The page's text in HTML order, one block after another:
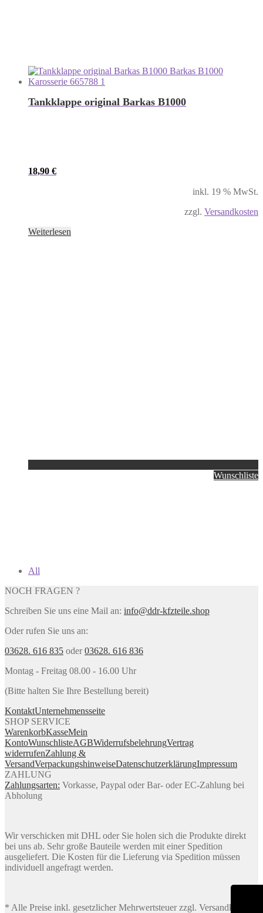
Tankklappe original Barkas B1000
18,90 €
inkl. 19 % MwSt.
zzgl. Versandkosten
Weiterlesen
Wunschliste
All
NOCH FRAGEN ?
Schreiben Sie uns eine Mail an: info@ddr-kfzteile.shop
Oder rufen Sie uns an:
03628. 616 835 oder03628. 616 836
Montag - Freitag 08.00 - 16.00 Uhr
(Bitte halten Sie Ihre Bestellung bereit)
KontaktUnternehmensseite
SHOP SERVICE
WarenkorbKasseMein
KontoWunschlisteAGBWiderrufsbelehrungVertrag
widerrufenZahlung &
VersandVerpackungshinweiseDatenschutzerklärungImpressum
ZAHLUNG
Zahlungsarten: Vorkasse, Paypal oder Bar- oder EC-Zahlung bei
Abholung
Wir verschicken mit DHL oder Sie holen sich die Produkte direkt
bei uns ab. Sehr große Bauteile werden mit einer Spedition
ausgeliefert. Die Kosten für die Lieferung via Spedition müssen
individuell angefragt werden.
* Alle Preise inkl. gesetzlicher Mehrwertsteuer zzgl. Versandkosten